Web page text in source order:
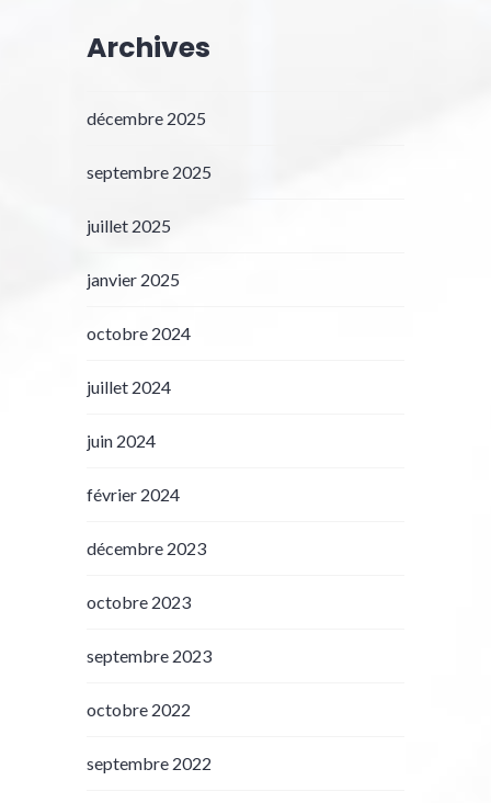
Archives
décembre 2025
septembre 2025
juillet 2025
janvier 2025
octobre 2024
juillet 2024
juin 2024
février 2024
décembre 2023
octobre 2023
septembre 2023
octobre 2022
septembre 2022